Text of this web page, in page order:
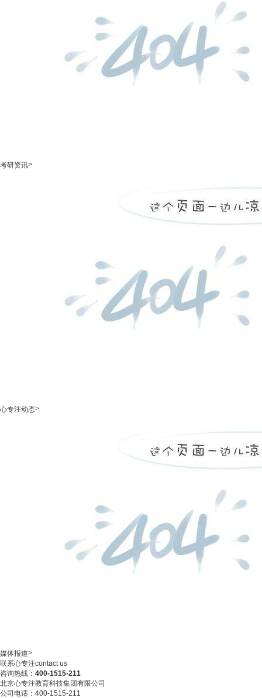
考研资讯>
心专注动态>
媒体报道>
联系心专注contact us
咨询热线： 400-1515-211
北京心专注教育科技集团有限公司
公司电话：400-1515-211